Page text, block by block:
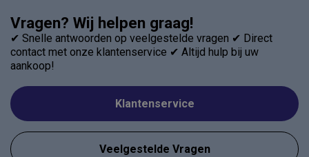
Vragen? Wij helpen graag!
✔ Snelle antwoorden op veelgestelde vragen ✔ Direct
contact met onze klantenservice ✔ Altijd hulp bij uw
aankoop!
Klantenservice
Veelgestelde Vragen